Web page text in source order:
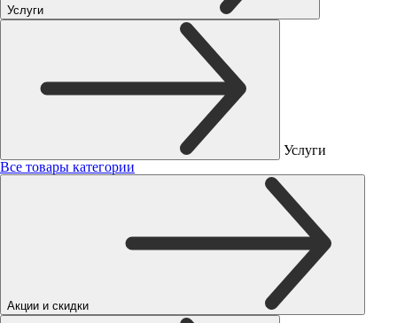
Услуги
Услуги
Все товары категории
Акции и скидки